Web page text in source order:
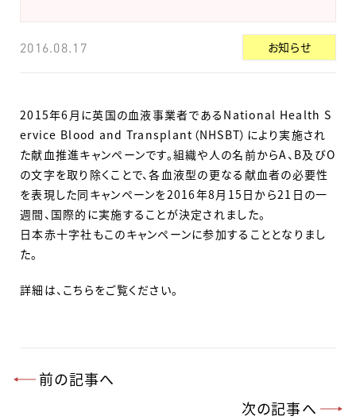
2016.08.17 お知らせ
2015年6月に英国の血液事業者であるNational Health S
ervice Blood and Transplant（NHSBT）により実施され
た献血推進キャンペーンです。組織や人の名前からA、B及びO
の文字を取り除くことで、各血液型の更なる献血者の必要性
を表現した同キャンペーンを2016年8月15日から21日の一
週間、国際的に実施することが決定されました。
日本赤十字社もこのキャンペーンに参加することとなりまし
た。
詳細は、こちらをご覧ください。
前の記事へ
次の記事へ